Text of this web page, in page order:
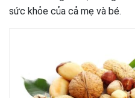
sức khỏe của cả mẹ và bé.